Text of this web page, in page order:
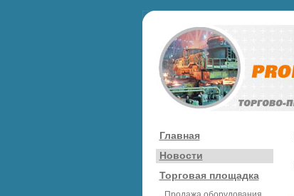
Главная
Новости
Торговая площадка